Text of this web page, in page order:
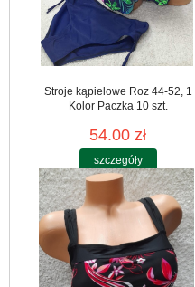
Stroje kąpielowe Roz 44-52, 1
Kolor Paczka 10 szt.
54.00 zł
szczegóły